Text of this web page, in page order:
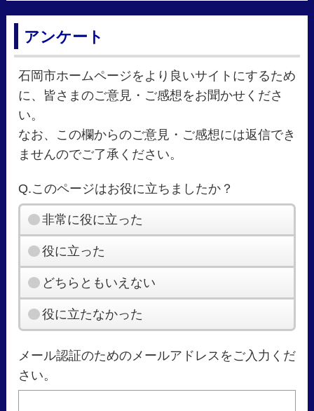
アンケート
石岡市ホームページをより良いサイトにするため
に、皆さまのご意見・ご感想をお聞かせくださ
い。
なお、この欄からのご意見・ご感想には返信でき
ませんのでご了承ください。
Q.このページはお役に立ちましたか？
非常に役に立った
役に立った
どちらともいえない
役に立たなかった
メール認証のためのメールアドレスをご入力くだ
さい。